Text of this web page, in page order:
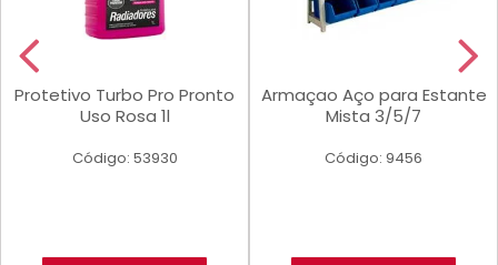
Protetivo Turbo Pro Pronto
Uso Rosa 1l
Código: 53930
Armaçao Aço para Estante
Mista 3/5/7
Código: 9456